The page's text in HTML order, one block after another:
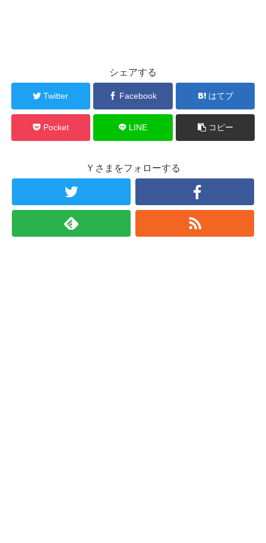
シェアする
Twitter Facebook はてブ
Pocket LINE コピー
Ｙさまをフォローする